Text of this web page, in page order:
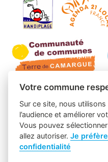
Votre commune
Sur ce site, nous
l’audience et améliorer
Vous pouvez
allez autoriser.Je
confidentialité